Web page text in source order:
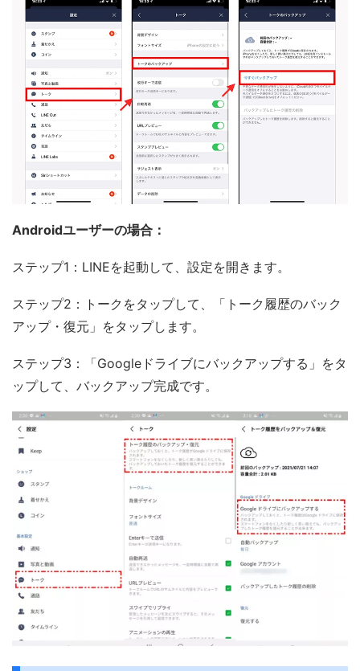
Androidユーザーの場合：
ステップ1：LINEを起動して、設定を開きます。
ステップ2：トークをタップして、「トーク履歴のバック
アップ・復元」をタップします。
ステップ3：「Googleドライブにバックアップする」をタ
ップして、バックアップ完成です。